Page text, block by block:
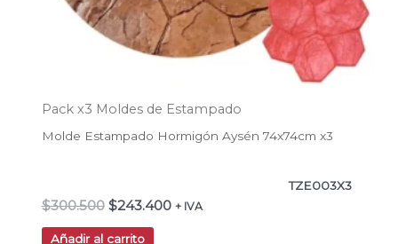
Pack x3 Moldes de Estampado
Molde Estampado Hormigón Aysén 74x74cm x3
TZE003X3
$300.500 $243.400 + IVA
Añadir al carrito